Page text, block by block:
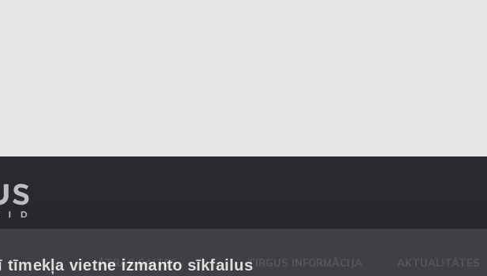
tīmekļa vietne izmanto sīkfailus
ĀTRĀS SAITES TIRGUS INFORMĀCIJA